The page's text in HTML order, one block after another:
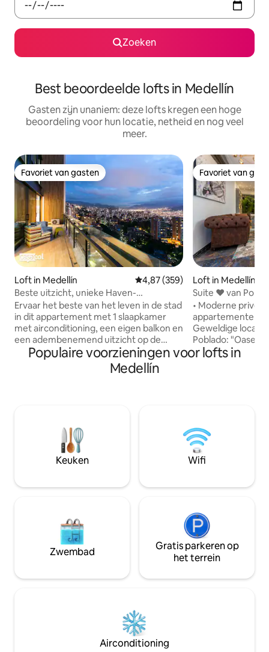
Zoeken
Best beoordeelde lofts in Medellín
Gasten zijn unaniem: deze lofts kregen een hoge
beoordeling voor hun locatie, netheid en nog veel
meer.
Favoriet van gasten
Favoriet van gasten
Loft in Medellín Gemiddelde beoordeling van
4,87 (359)
Beste uitzicht, unieke Haven-
appartement energie, airconditioning
(1802)
Ervaar het beste van het leven in de stad
in dit appartement met 1 slaapkamer
met airconditioning, een eigen balkon en
een adembenemend uitzicht op de
vallei. Gelegen in het 18e gebouw voor
een prachtig uitzicht, is dit de perfecte
plek om te ontspannen. Geniet van
uitgeruste fitnessruimte, een
ontspannend stoombad en het
Alquimista-restaurant op het terrein.
Stappen naar Carulla en een
eetgelegenheden
Favoriet van
Favoriet van
Loft in Medellín
Suite ♥ van
WiFi ☆Nature AC
• Moderne
Geweldige
Poblado: "Oase
van de stad, op
service- of
personeel op het
bubbelbad in
ruimtes, maar je
Populaire voorzieningen voor lofts in
Medellín
Keuken Wifi
Zwembad
Gratis parkeren op
het terrein
Airconditioning